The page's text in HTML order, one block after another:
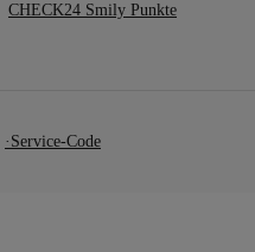
CHECK24 Smily Punkte
Service-Code